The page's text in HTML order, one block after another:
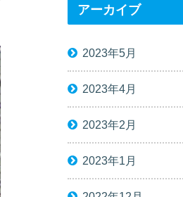
アーカイブ
2023年5月
2023年4月
2023年2月
2023年1月